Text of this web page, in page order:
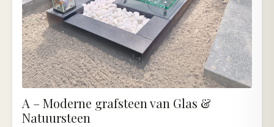
A – Moderne grafsteen van Glas &
Natuursteen